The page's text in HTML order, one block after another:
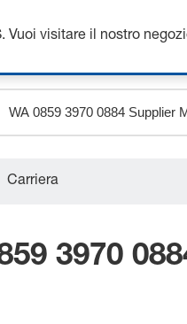
Carriera
3970
Vuoi visitare il nostro